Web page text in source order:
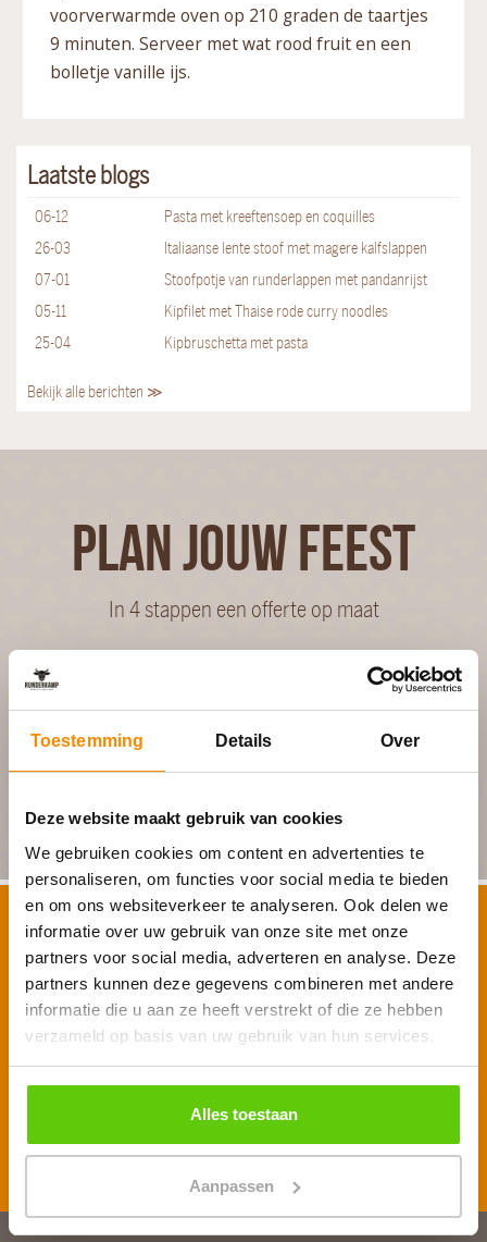
Toestemming Details Over
Deze website maakt gebruik van cookies
We gebruiken cookies om content en advertenties te
personaliseren, om functies voor social media te bieden
en om ons websiteverkeer te analyseren. Ook delen we
informatie over uw gebruik van onze site met onze
partners voor social media, adverteren en analyse. Deze
partners kunnen deze gegevens combineren met andere
informatie die u aan ze heeft verstrekt of die ze hebben
verzameld op basis van uw gebruik van hun services.
Alles toestaan
Aanpassen
voorverwarmde oven op 210 graden de taartjes
9 minuten. Serveer met wat rood fruit en een
bolletje vanille ijs.
Laatste blogs
06-12
Pasta met kreeftensoep en coquilles
26-03
Italiaanse lente stoof met magere kalfslappen
07-01
Stoofpotje van runderlappen met pandanrijst
05-11
Kipfilet met Thaise rode curry noodles
25-04
Kipbruschetta met pasta
Bekijk alle berichten ≫
PLAN JOUW FEEST
In 4 stappen een offerte op maat
BEGIN MET PLANNEN
Schrijf je in voor onze nieuwsbrief
Voornaam
Inschrijven